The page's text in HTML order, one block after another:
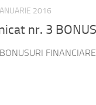
2016
nr. 3
FINANCIARE